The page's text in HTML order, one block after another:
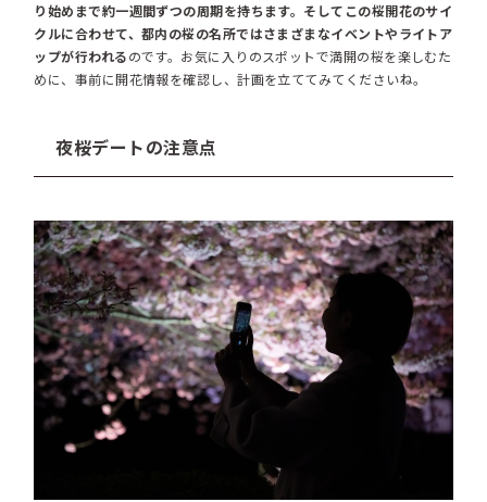
り始めまで約一週間ずつの周期を持ちます。そしてこの桜開花のサイ
クルに合わせて、都内の桜の名所ではさまざまなイベントやライトア
ップが行われるのです。お気に入りのスポットで満開の桜を楽しむた
めに、事前に開花情報を確認し、計画を立ててみてくださいね。
夜桜デートの注意点